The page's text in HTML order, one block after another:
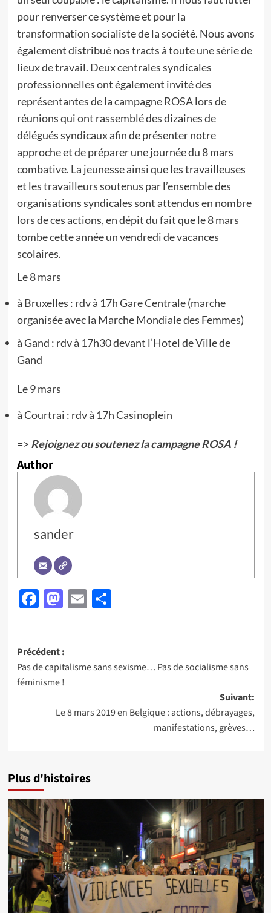
pour renverser ce système et pour la
transformation socialiste de la société. Nous avons
également distribué nos tracts à toute une série de
lieux de travail. Deux centrales syndicales
professionnelles ont également invité des
représentantes de la campagne ROSA lors de
réunions qui ont rassemblé des dizaines de
délégués syndicaux afin de présenter notre
approche et de préparer une journée du 8 mars
combative. La jeunesse ainsi que les travailleuses
et les travailleurs soutenus par l’ensemble des
organisations syndicales sont attendus en nombre
lors de ces actions, en dépit du fait que le 8 mars
tombe cette année un vendredi de vacances
scolaires.
Le 8 mars
à Bruxelles : rdv à 17h Gare Centrale (marche
organisée avec la Marche Mondiale des Femmes)
à Gand : rdv à 17h30 devant l’Hotel de Ville de
Gand
Le 9 mars
à Courtrai : rdv à 17h Casinoplein
=> Rejoignez ou soutenez la campagne ROSA !
Author
sander
Facebook
Mastodon
EmailPartager
Navigation
d’article
Précédent :
Pas de capitalisme sans sexisme… Pas de socialisme sans
féminisme !
Suivant:
Le 8 mars 2019 en Belgique : actions, débrayages,
manifestations, grèves…
Plus d'histoires